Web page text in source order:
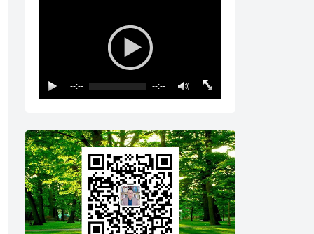
--:-- --:--